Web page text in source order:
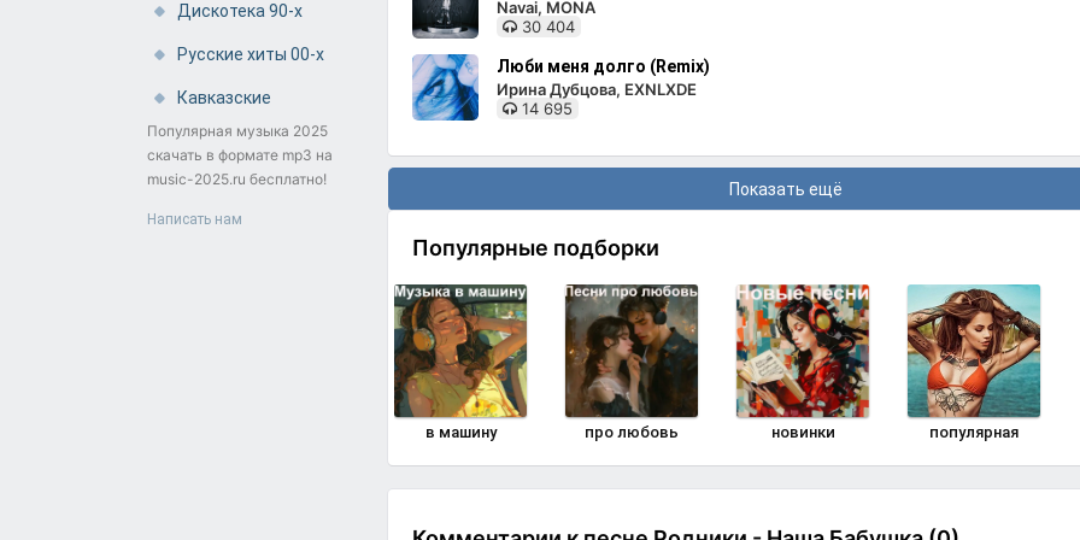
Дискотека 90-х
Русские хиты 00-х
Кавказские
Популярная музыка 2025
скачать в формате mp3 на
music-2025.ru бесплатно!
Написать нам
Navai, MONA
30 404
Люби меня долго (Remix)
Ирина Дубцова, EXNLXDE
14 695
Показать ещё
Популярные подборки
в машину про любовь новинки популярная